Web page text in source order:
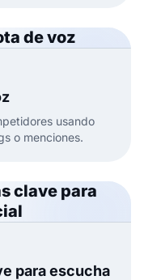
de voz
usando
o menciones.
clave para
para escucha